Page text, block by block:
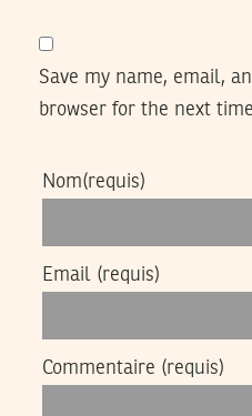
Save my name, email,
browser for the next
Nom(requis)
Email (requis)
Commentaire (requis)